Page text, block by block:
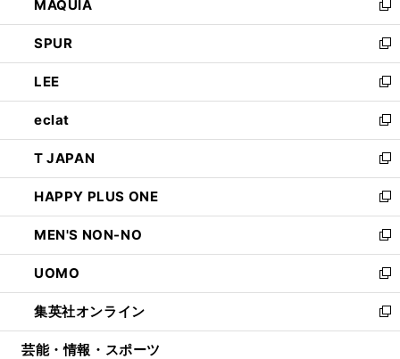
ド
ウ
で
開
く
ィ
ン
ド
ウ
で
開
く
い
ウ
ィ
ン
ド
ウ
で
開
く
MAQUIA
新
し
い
ウ
ィ
ン
ド
ウ
で
開
く
SPUR
新
し
い
ウ
ィ
ン
ド
ウ
で
開
く
LEE
新
し
い
ウ
ィ
ン
ド
ウ
で
開
く
eclat
新
し
い
ウ
ィ
ン
ド
ウ
で
開
く
T JAPAN
新
し
い
ウ
ィ
ン
ド
ウ
で
開
HAPPY PLUS ONE
新
し
い
ウ
ィ
ン
ド
ウ
MEN'S NON-NO
新
し
い
ウ
ィ
ン
UOMO
新
し
い
ウ
集英社オンライン
新
し
芸能・情報・スポーツ